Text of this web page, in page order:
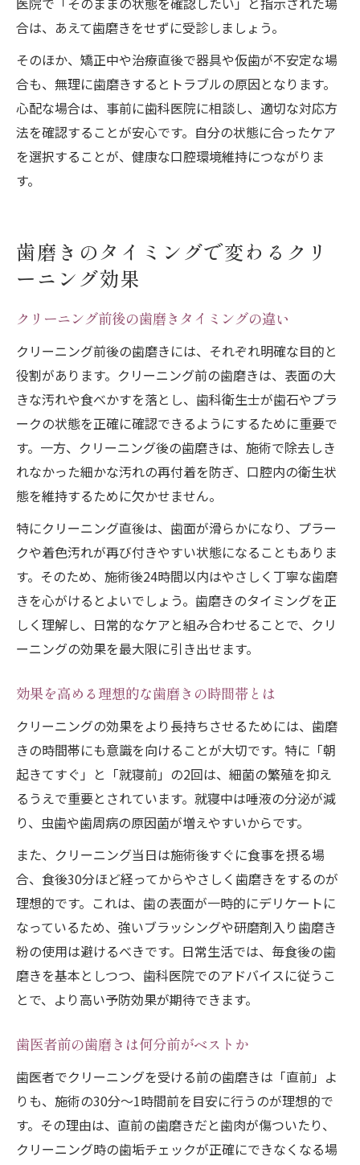
合は、あえて歯磨きをせずに受診しましょう。
そのほか、矯正中や治療直後で器具や仮歯が不安定な場
合も、無理に歯磨きするとトラブルの原因となります。
心配な場合は、事前に歯科医院に相談し、適切な対応方
法を確認することが安心です。自分の状態に合ったケア
を選択することが、健康な口腔環境維持につながりま
す。
歯磨きのタイミングで変わるクリ
ーニング効果
クリーニング前後の歯磨きタイミングの違い
クリーニング前後の歯磨きには、それぞれ明確な目的と
役割があります。クリーニング前の歯磨きは、表面の大
きな汚れや食べかすを落とし、歯科衛生士が歯石やプラ
ークの状態を正確に確認できるようにするために重要で
す。一方、クリーニング後の歯磨きは、施術で除去しき
れなかった細かな汚れの再付着を防ぎ、口腔内の衛生状
態を維持するために欠かせません。
特にクリーニング直後は、歯面が滑らかになり、プラー
クや着色汚れが再び付きやすい状態になることもありま
す。そのため、施術後24時間以内はやさしく丁寧な歯磨
きを心がけるとよいでしょう。歯磨きのタイミングを正
しく理解し、日常的なケアと組み合わせることで、クリ
ーニングの効果を最大限に引き出せます。
効果を高める理想的な歯磨きの時間帯とは
クリーニングの効果をより長持ちさせるためには、歯磨
きの時間帯にも意識を向けることが大切です。特に「朝
起きてすぐ」と「就寝前」の2回は、細菌の繁殖を抑え
るうえで重要とされています。就寝中は唾液の分泌が減
り、虫歯や歯周病の原因菌が増えやすいからです。
また、クリーニング当日は施術後すぐに食事を摂る場
合、食後30分ほど経ってからやさしく歯磨きをするのが
理想的です。これは、歯の表面が一時的にデリケートに
なっているため、強いブラッシングや研磨剤入り歯磨き
粉の使用は避けるべきです。日常生活では、毎食後の歯
磨きを基本としつつ、歯科医院でのアドバイスに従うこ
とで、より高い予防効果が期待できます。
歯医者前の歯磨きは何分前がベストか
歯医者でクリーニングを受ける前の歯磨きは「直前」よ
りも、施術の30分〜1時間前を目安に行うのが理想的で
す。その理由は、直前の歯磨きだと歯肉が傷ついたり、
クリーニング時の歯垢チェックが正確にできなくなる場